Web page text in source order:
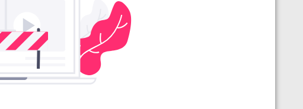
ویدیو؛ باخت امین کاویانی نژاد مقابل مالخاز آمویان از